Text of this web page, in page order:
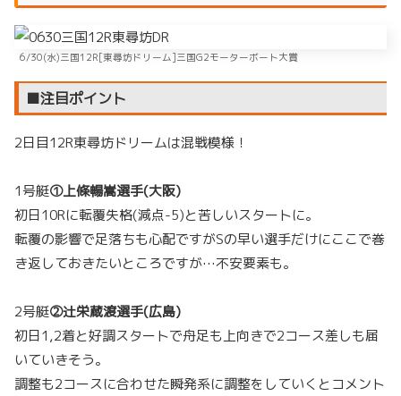
6/30(水)三国12R[東尋坊ドリーム]三国G2モーターボート大賞
■注目ポイント
2日目12R東尋坊ドリームは混戦模様！
1号艇①上條暢嵩選手(大阪)
初日10Rに転覆失格(減点-5)と苦しいスタートに。
転覆の影響で足落ちも心配ですがSの早い選手だけにここで巻
き返しておきたいところですが…不安要素も。
2号艇②辻栄蔵渡選手(広島)
初日1,2着と好調スタートで舟足も上向きで2コース差しも届
いていきそう。
調整も2コースに合わせた瞬発系に調整をしていくとコメント